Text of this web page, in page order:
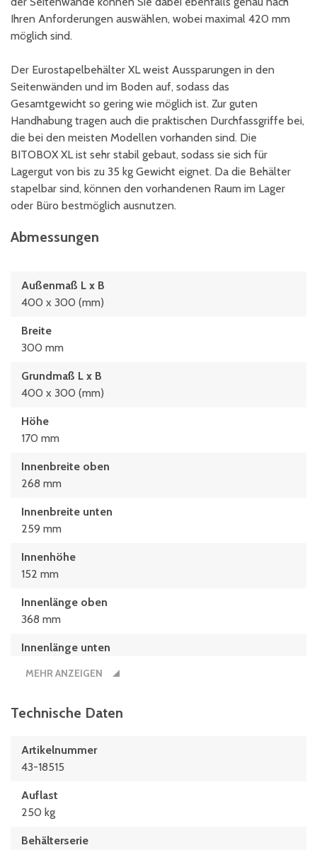
Ihren Anforderungen auswählen, wobei maximal 420 mm
möglich sind.
Der Eurostapelbehälter XL weist Aussparungen in den
Seitenwänden und im Boden auf, sodass das
Gesamtgewicht so gering wie möglich ist. Zur guten
Handhabung tragen auch die praktischen Durchfassgriffe bei,
die bei den meisten Modellen vorhanden sind. Die
BITOBOX XL ist sehr stabil gebaut, sodass sie sich für
Lagergut von bis zu 35 kg Gewicht eignet. Da die Behälter
stapelbar sind, können den vorhandenen Raum im Lager
oder Büro bestmöglich ausnutzen.
Abmessungen
Außenmaß L x B
400 x 300 (mm)
Breite
300 mm
Grundmaß L x B
400 x 300 (mm)
Höhe
170 mm
Innenbreite oben
268 mm
Innenbreite unten
259 mm
Innenhöhe
152 mm
Innenlänge oben
368 mm
Innenlänge unten
359 x 259 x 152 (mm)
400 mm
400 x 300 (mm)
MEHR ANZEIGEN
Technische Daten
Artikelnummer
43-18515
Auflast
250 kg
Behälterserie